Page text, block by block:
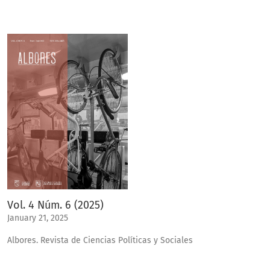
Vol. 4 Núm. 6 (2025)
January 21, 2025
Albores. Revista de Ciencias Políticas y Sociales